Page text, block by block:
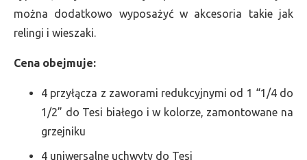
można dodatkowo wyposażyć w akcesoria takie jak
relingi i wieszaki.
Cena obejmuje:
4 przyłącza z zaworami redukcyjnymi od 1 “1/4 do
1/2” do Tesi białego i w kolorze, zamontowane na
grzejniku
4 uniwersalne uchwyty do Tesi